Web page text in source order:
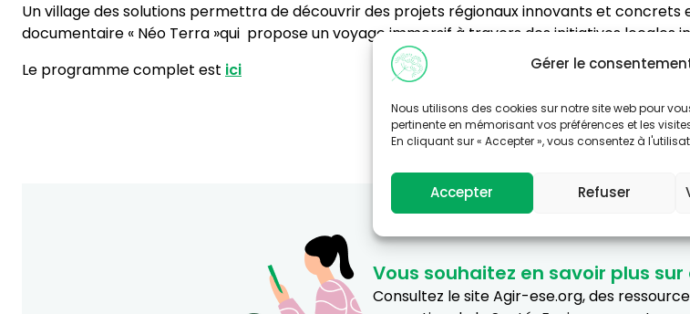
Gérer le
Nous utilisons des cookies sur notre site web pour
pertinente en mémorisant vos préférences et les
En cliquant sur « Accepter », vous consentez à
Accepter Refuser
Un village des solutions permettra de découvrir des projets régionaux innovants et
documentaire « Néo Terra »qui propose un voyage immersif à travers des initiatives locales
Le programme complet est ici
Vous souhaitez en savoir plus
Consultez le site Agir-ese.org, des